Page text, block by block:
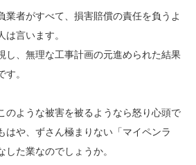
業者がすべて、損害賠償の責任を負うよ
は言います。
し、無理な工事計画の元進められた結果
。
のような被害を被るようなら怒り心頭で
はや、ずさん極まりない「マイペンラ
た業なのでしょうか。